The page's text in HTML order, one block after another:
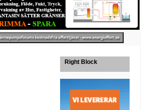
Right Block